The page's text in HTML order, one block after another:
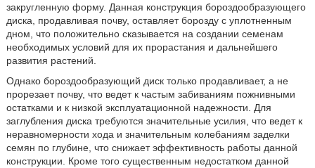
закругленную форму. Данная конструкция бороздообразующего
диска, продавливая почву, оставляет борозду с уплотненным
дном, что положительно сказывается на создании семенам
необходимых условий для их прорастания и дальнейшего
развития растений.
Однако бороздообразующий диск только продавливает, а не
прорезает почву, что ведет к частым забиваниям пожнивными
остатками и к низкой эксплуатационной надежности. Для
заглубления диска требуются значительные усилия, что ведет к
неравномерности хода и значительным колебаниям заделки
семян по глубине, что снижает эффективность работы данной
конструкции. Кроме того существенным недостатком данной